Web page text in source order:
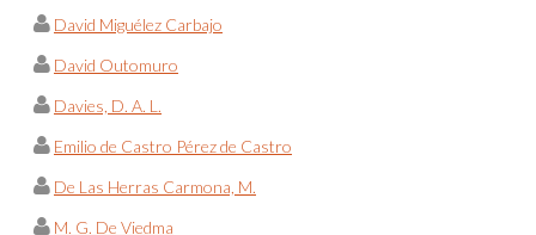
David Miguélez Carbajo
David Outomuro
Davies, D. A. L.
Emilio de Castro Pérez de Castro
De Las Herras Carmona, M.
M. G. De Viedma